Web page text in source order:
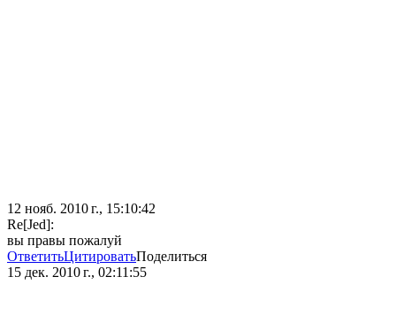
12 нояб. 2010 г., 15:10:42
Re[Jed]:
вы правы пожалуй
ОтветитьЦитироватьПоделиться
15 дек. 2010 г., 02:11:55